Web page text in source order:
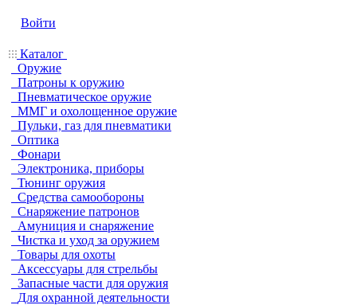
Войти
Каталог
Оружие
Патроны к оружию
Пневматическое оружие
ММГ и охолощенное оружие
Пульки, газ для пневматики
Оптика
Фонари
Электроника, приборы
Тюнинг оружия
Средства самообороны
Снаряжение патронов
Амуниция и снаряжение
Чистка и уход за оружием
Товары для охоты
Аксессуары для стрельбы
Запасные части для оружия
Для охранной деятельности